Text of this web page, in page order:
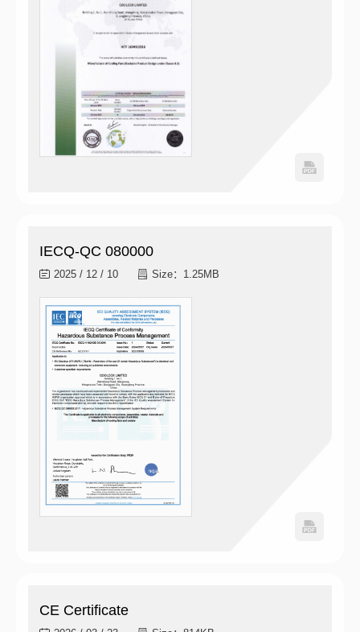
IECQ-QC 080000
2025 / 12 / 10 Size：1.25MB
CE Certificate